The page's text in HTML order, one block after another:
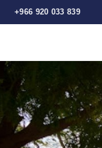
+966 920 033 839